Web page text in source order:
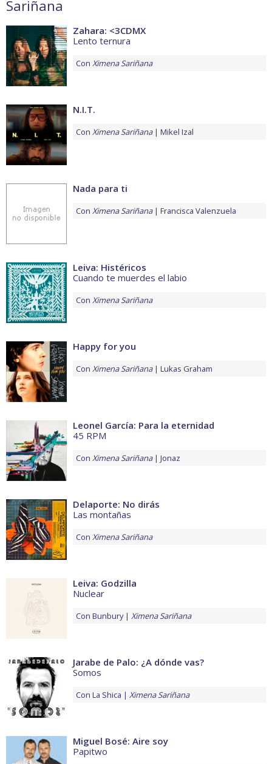
Sariñana
Zahara: <3CDMX
Lento ternura
Con Ximena Sariñana
N.I.T.
Con Ximena Sariñana Mikel Izal
Nada para ti
Con Ximena Sariñana Francisca Valenzuela
Leiva: Histéricos
Cuando te muerdes el labio
Con Ximena Sariñana
Happy for you
Con Ximena Sariñana Lukas Graham
Leonel García: Para la eternidad
45 RPM
Con Ximena Sariñana Jonaz
Delaporte: No dirás
Las montañas
Con Ximena Sariñana
Leiva: Godzilla
Nuclear
Con Bunbury Ximena Sariñana
Jarabe de Palo: ¿A dónde vas?
Somos
Con La Shica Ximena Sariñana
Miguel Bosé: Aire soy
Papitwo